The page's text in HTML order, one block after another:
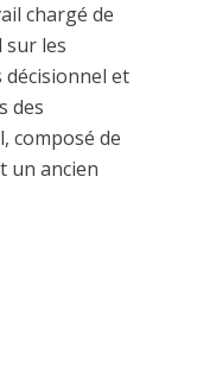
chargé de
sur les
et
des
composé de
un ancien